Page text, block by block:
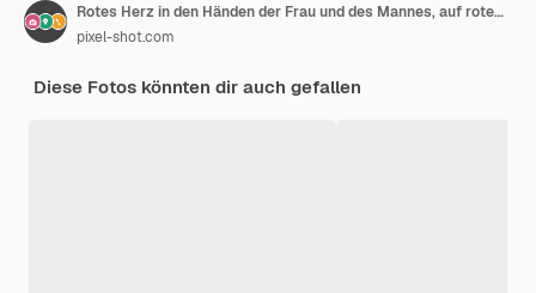
Rotes Herz in den Händen der Frau und des Mannes, auf rotem Hintergrund
pixel-shot.com
Diese Fotos könnten dir auch gefallen